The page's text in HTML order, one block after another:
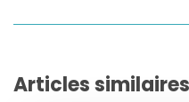
Articles similaires